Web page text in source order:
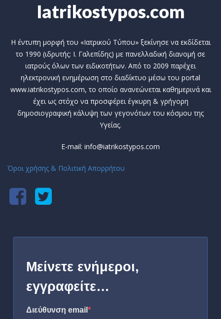
Iatrikostypos.com
Η έντυπη μορφή του «Ιατρικού Τύπου» ξεκίνησε να εκδίδεται
το 1990 (ιδρυτής: Ι. Γαλεπίδης) με πανελλαδική διανομή σε
ιατρούς όλων των ειδικοτήτων. Από το 2009 παρέχει
ηλεκτρονική ενημέρωση στο διαδίκτυο μέσω του portal
www.iatrikostypos.com, το οποίο ανανεώνεται καθημερινά και
έχει ως στόχο να προσφέρει έγκυρη & γρήγορη
δημοσιογραφική κάλυψη των γεγονότων του κόσμου της
Υγείας.
E-mail: info@iatrikostypos.com
Όροι χρήσης & Πολιτική Απορρήτου
Μείνετε ενήμεροι,
εγγραφείτε…
Διεύθυνση email